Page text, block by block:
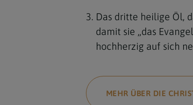
Das dritte heilige Öl,
damit sie „das
hochherzig auf sich
MEHR ÜBER DIE